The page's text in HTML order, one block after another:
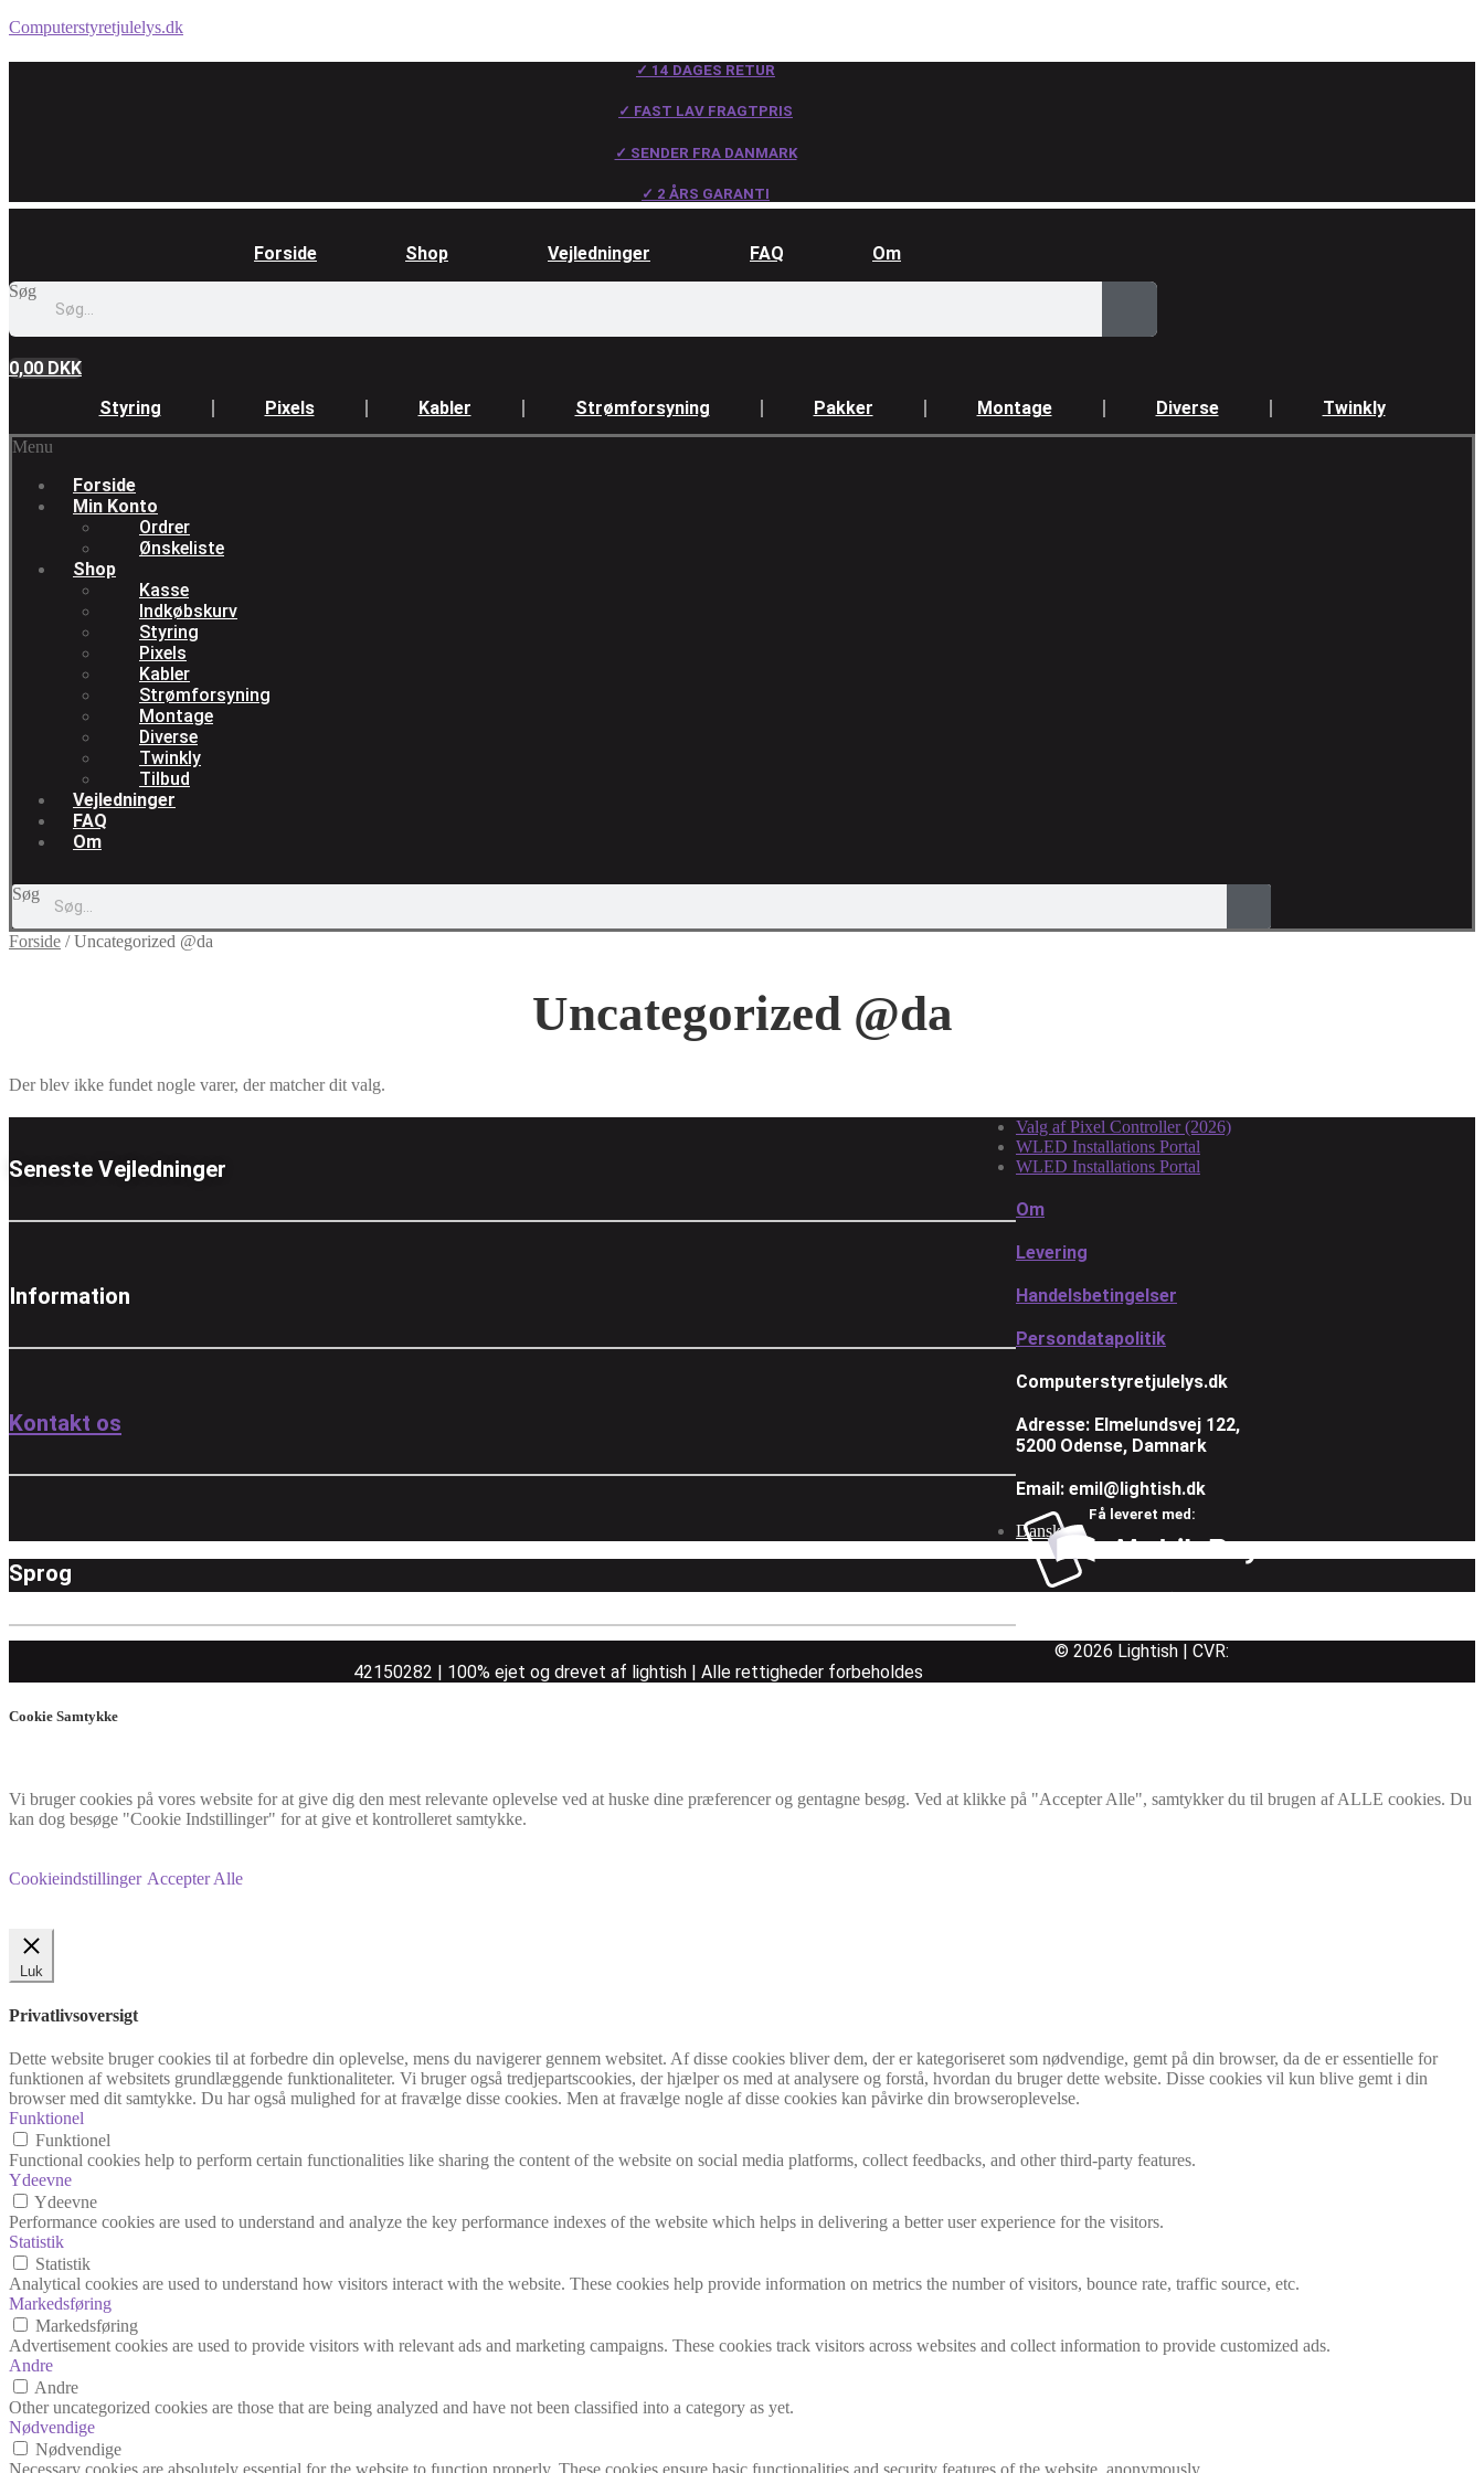
Computerstyretjulelys.dk
✓ 14 DAGES RETUR
✓ FAST LAV FRAGTPRIS
✓ SENDER FRA DANMARK
✓ 2 ÅRS GARANTI
Forside Shop Vejledninger FAQ Om
Søg
0,00 DKK
Styring
Pixels Kabler Strømforsyning Pakker Montage Diverse Twinkly
Menu
Forside
Min Konto
Ordrer
Ønskeliste
Shop
Kasse
Indkøbskurv
Styring
Pixels
Kabler
Strømforsyning
Montage
Diverse
Twinkly
Tilbud
Vejledninger
FAQ
Om
Søg
Forside /Uncategorized @da
Uncategorized @da
Der blev ikke fundet nogle varer, der matcher dit valg.
Seneste Vejledninger
Valg af Pixel Controller (2026)
WLED Installations Portal
WLED Installations Portal
Information
Om
Levering
Handelsbetingelser
Persondatapolitik
Kontakt os
Computerstyretjulelys.dk
Adresse: Elmelundsvej 122,
5200 Odense, Damnark
Email: emil@lightish.dk
Sprog
Dansk
Få leveret med:
© 2026 Lightish | CVR:
42150282 | 100% ejet og drevet af lightish | Alle rettigheder forbeholdes
Cookie Samtykke
Vi bruger cookies på vores website for at give dig den mest relevante oplevelse ved at huske dine præferencer og gentagne besøg. Ved at klikke på "Accepter Alle", samtykker du til brugen af ALLE cookies. Du
kan dog besøge "Cookie Indstillinger" for at give et kontrolleret samtykke.
Cookieindstillinger Accepter Alle
Luk
Privatlivsoversigt
Dette website bruger cookies til at forbedre din oplevelse, mens du navigerer gennem websitet. Af disse cookies bliver dem, der er kategoriseret som nødvendige, gemt på din browser, da de er essentielle for
funktionen af websitets grundlæggende funktionaliteter. Vi bruger også tredjepartscookies, der hjælper os med at analysere og forstå, hvordan du bruger dette website. Disse cookies vil kun blive gemt i din
browser med dit samtykke. Du har også mulighed for at fravælge disse cookies. Men at fravælge nogle af disse cookies kan påvirke din browseroplevelse.
Funktionel
Funktionel
Functional cookies help to perform certain functionalities like sharing the content of the website on social media platforms, collect feedbacks, and other third-party features.
Ydeevne
Ydeevne
Performance cookies are used to understand and analyze the key performance indexes of the website which helps in delivering a better user experience for the visitors.
Statistik
Statistik
Analytical cookies are used to understand how visitors interact with the website. These cookies help provide information on metrics the number of visitors, bounce rate, traffic source, etc.
Markedsføring
Markedsføring
Advertisement cookies are used to provide visitors with relevant ads and marketing campaigns. These cookies track visitors across websites and collect information to provide customized ads.
Andre
Andre
Other uncategorized cookies are those that are being analyzed and have not been classified into a category as yet.
Nødvendige
Nødvendige